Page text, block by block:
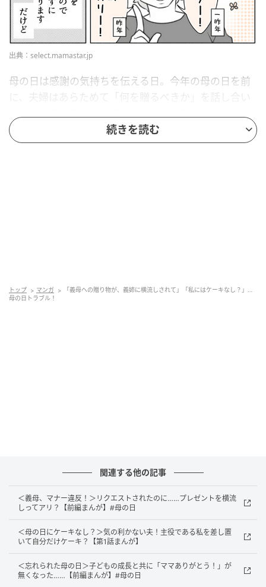
出典：select.mamastar.jp
母の日は感謝の気持ちを伝える日。今年の母の日を前
に、夫婦はあらためて「何を贈るべきか」を話し合い
して、お花でした。
実用性のあるプレゼントを求める義母は不満を口にし
ました。しかし夫は「いらなくなったら姉ちゃんにあ
んでした。ナオさんは乳製品アレルギーで、ケーキが
食べられないのです。
続きを読む
トップ マンガ
「義母への贈り物が、義姉に横流しされて」「私にはケーキなし？」…
母の日トラブル！
関連する他の記事
＜義母、マナー違反！＞リクエストされたのに……プレゼントを横流
しってアリ？【前編まんが】#母の日
＜母の日にケーキなし？＞気の利かない夫！主役である私を差し置
いて自分だけケーキ？【第1話まんが】
＜忘れられた母の日＞子どもの成長と共に「ママありがとう！」が
無くなった……【前編まんが】#母の日